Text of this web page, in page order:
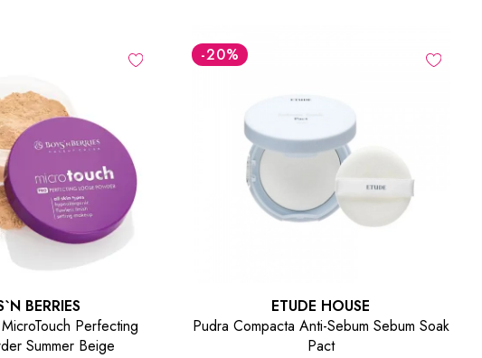
BERRIES
Perfecting
Summer Beige
-20%
ETUDE HOUSE
Pudra Compacta Anti-Sebum Sebum Soak
Pact